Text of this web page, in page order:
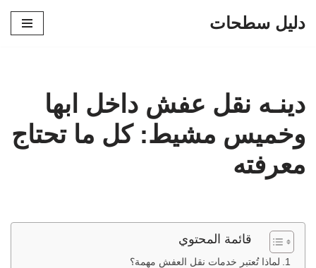
دليل سطحات
دينـه نقل عفش داخل ابها
وخميس مشيط: كل ما تحتاج
معرفته
قائمة المحتوي
لماذا تُعتبر خدمات نقل العفش مهمة؟